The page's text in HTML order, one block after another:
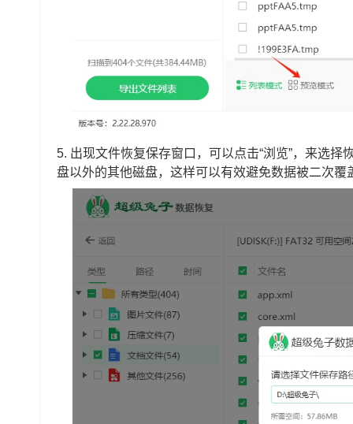
5. 出现文件恢复保存窗口，可以点击“浏览”，来选
盘以外的其他磁盘，这样可以有效避免数据被二次覆